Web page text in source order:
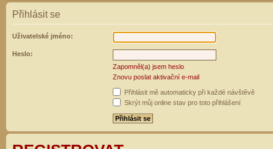
Přihlásit se
Uživatelské jméno:
Heslo:
Zapomněl(a) jsem heslo
Znovu poslat aktivační e-mail
Přihlásit mě automaticky při každé návštěvě
Skrýt můj online stav pro toto přihlášení